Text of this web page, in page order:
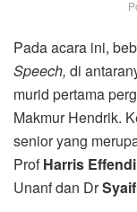
Pada acara ini,
Speech, di
murid pertama
Makmur Hendrik.
senior yang
ProfHarris
Unanf dan Dr